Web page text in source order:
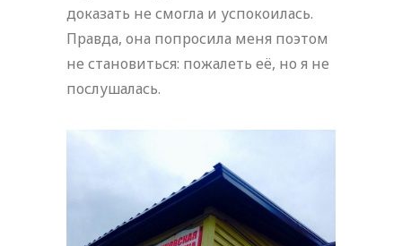
доказать не смогла и успокоилась.
Правда, она попросила меня поэтом
не становиться: пожалеть её, но я не
послушалась.